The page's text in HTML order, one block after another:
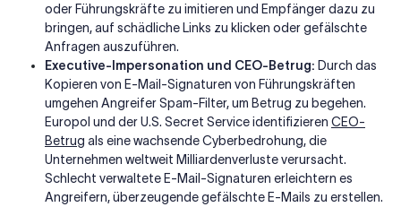
oder Führungskräfte zu imitieren und Empfänger dazu zu
bringen, auf schädliche Links zu klicken oder gefälschte
Anfragen auszuführen.
Executive-Impersonation und CEO-Betrug: Durch das
Kopieren von E-Mail-Signaturen von Führungskräften
umgehen Angreifer Spam-Filter, um Betrug zu begehen.
Europol und der U.S. Secret Service identifizieren CEO-
Betrug als eine wachsende Cyberbedrohung, die
Unternehmen weltweit Milliardenverluste verursacht.
Schlecht verwaltete E-Mail-Signaturen erleichtern es
Angreifern, überzeugende gefälschte E-Mails zu erstellen.